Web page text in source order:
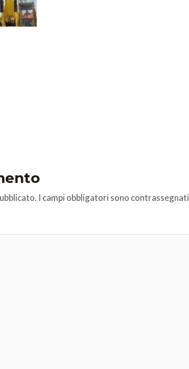
I campi obbligatori sono contrassegnati